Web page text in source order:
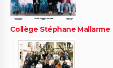
Collège Stéphane Mallarme